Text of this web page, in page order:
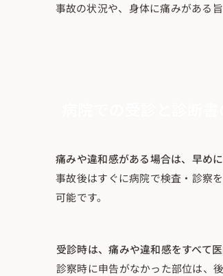
痛みや違和感がある場合は、早め
事故後はすぐに病院で検査・診察
可能です。
受診時は、痛みや違和感をすべて
診察時に申告がなかった部位は、
事故の状況や、身体に痛みがある